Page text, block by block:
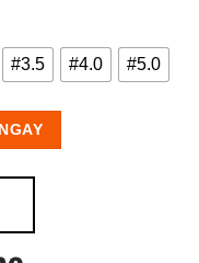
#3.5 #4.0 #5.0